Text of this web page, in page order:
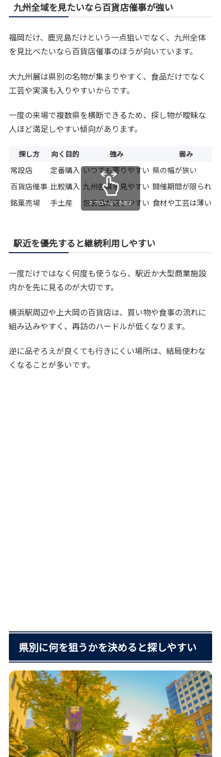
九州全域を見たいなら百貨店催事が強い
福岡だけ、鹿児島だけという一点狙いでなく、九州全体
を見比べたいなら百貨店催事のほうが向いています。
大九州展は県別の名物が集まりやすく、食品だけでなく
工芸や実演も入りやすいからです。
一度の来場で複数県を横断できるため、探し物が曖昧な
人ほど満足しやすい傾向があります。
探し方 向く目的 強み 弱み
常設店 定番購入 いつでも寄りやすい 県の幅が狭い
百貨店催事 比較購入 九州各県を見やすい 開催期間が限られる
銘菓売場
手土産 包装品が選びやすい 食材や工芸は薄い
スクロールできます
駅近を優先すると継続利用しやすい
一度だけではなく何度も使うなら、駅近か大型商業施設
内かを先に見るのが大切です。
横浜駅周辺や上大岡の百貨店は、買い物や食事の流れに
組み込みやすく、再訪のハードルが低くなります。
逆に品ぞろえが良くても行きにくい場所は、結局使わな
くなることが多いです。
県別に何を狙うかを決めると探しやすい